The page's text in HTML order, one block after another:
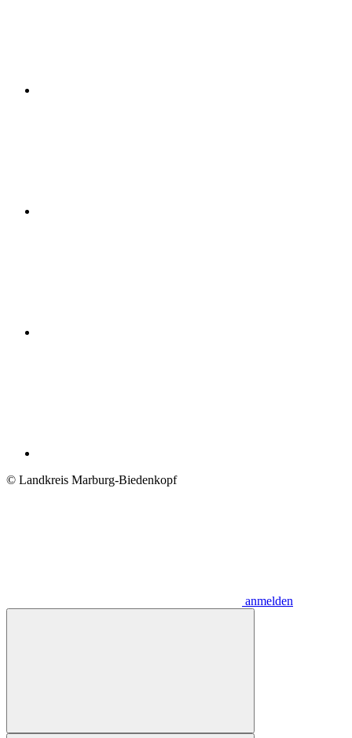
© Landkreis Marburg-Biedenkopf
anmelden